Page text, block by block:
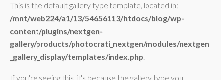
This is the default gallery type template, located in:
/mnt/web224/a1/13/54656113/htdocs/blog/wp-
content/plugins/nextgen-
gallery/products/photocrati_nextgen/modules/nextgen
_gallery_display/templates/index.php.
If you're seeing this, it's because the gallery type you